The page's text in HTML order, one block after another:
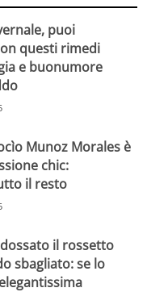
puoi
questi rimedi
e buonumore
Munoz Morales è
chic:
il resto
il rossetto
sbagliato: se lo